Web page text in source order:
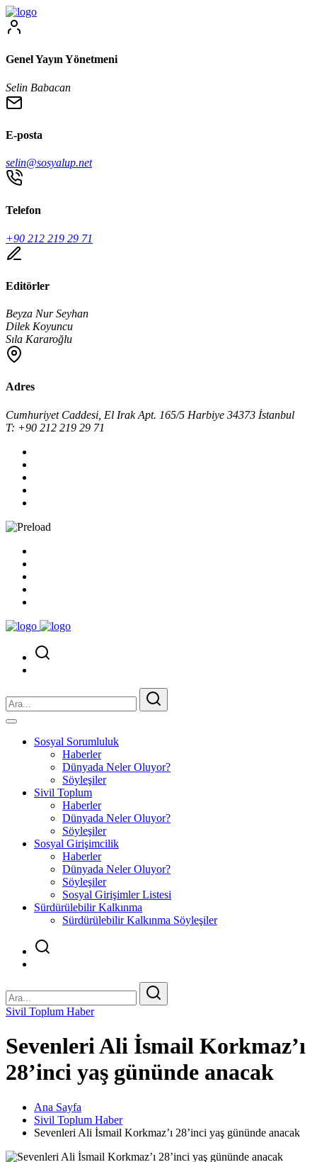
Genel Yayın Yönetmeni
Selin Babacan
E-posta
selin@sosyalup.net
Telefon
+90 212 219 29 71
Editörler
Beyza Nur Seyhan
Dilek Koyuncu
Sıla Kararoğlu
Adres
Cumhuriyet Caddesi, El Irak Apt. 165/5 Harbiye 34373 İstanbul
T: +90 212 219 29 71
Sosyal Sorumluluk
Haberler
Dünyada Neler Oluyor?
Söyleşiler
Sivil Toplum
Haberler
Dünyada Neler Oluyor?
Söyleşiler
Sosyal Girişimcilik
Haberler
Dünyada Neler Oluyor?
Söyleşiler
Sosyal Girişimler Listesi
Sürdürülebilir Kalkınma
Sürdürülebilir Kalkınma Söyleşiler
Sivil Toplum Haber
Sevenleri Ali İsmail Korkmaz’ı
28’inci yaş gününde anacak
Ana Sayfa
Sivil Toplum Haber
Sevenleri Ali İsmail Korkmaz’ı 28’inci yaş gününde anacak